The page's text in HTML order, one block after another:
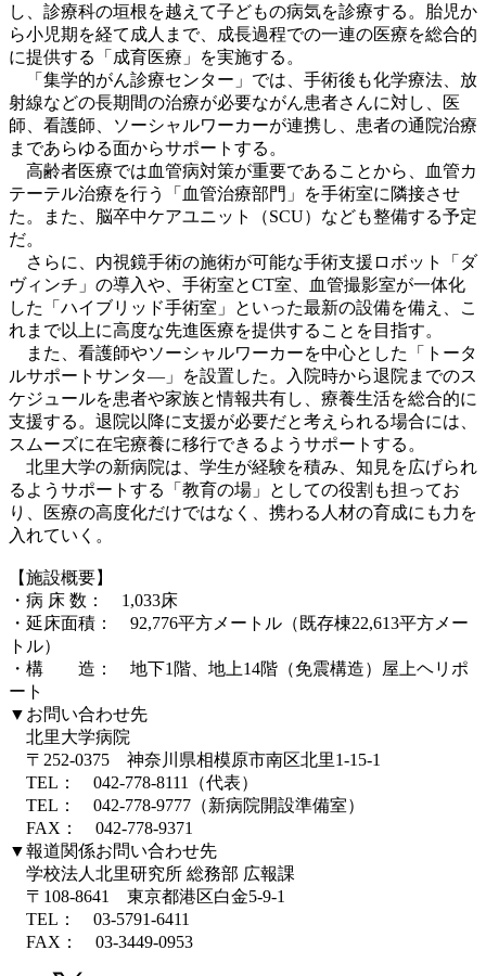
し、診療科の垣根を越えて子どもの病気を診療する。胎児か
ら小児期を経て成人まで、成長過程での一連の医療を総合的
に提供する「成育医療」を実施する。
「集学的がん診療センター」では、手術後も化学療法、放
射線などの長期間の治療が必要ながん患者さんに対し、医
師、看護師、ソーシャルワーカーが連携し、患者の通院治療
まであらゆる面からサポートする。
高齢者医療では血管病対策が重要であることから、血管カ
テーテル治療を行う「血管治療部門」を手術室に隣接させ
た。また、脳卒中ケアユニット（SCU）なども整備する予定
だ。
さらに、内視鏡手術の施術が可能な手術支援ロボット「ダ
ヴィンチ」の導入や、手術室とCT室、血管撮影室が一体化
した「ハイブリッド手術室」といった最新の設備を備え、こ
れまで以上に高度な先進医療を提供することを目指す。
また、看護師やソーシャルワーカーを中心とした「トータ
ルサポートサンタ―」を設置した。入院時から退院までのス
ケジュールを患者や家族と情報共有し、療養生活を総合的に
支援する。退院以降に支援が必要だと考えられる場合には、
スムーズに在宅療養に移行できるようサポートする。
北里大学の新病院は、学生が経験を積み、知見を広げられ
るようサポートする「教育の場」としての役割も担ってお
り、医療の高度化だけではなく、携わる人材の育成にも力を
入れていく。
【施設概要】
・病 床 数： 1,033床
・延床面積： 92,776平方メートル（既存棟22,613平方メー
トル）
・構 造： 地下1階、地上14階（免震構造）屋上ヘリポ
ート
▼お問い合わせ先
北里大学病院
〒252-0375 神奈川県相模原市南区北里1-15-1
TEL： 042-778-8111（代表）
TEL： 042-778-9777（新病院開設準備室）
FAX： 042-778-9371
▼報道関係お問い合わせ先
学校法人北里研究所 総務部 広報課
〒108-8641 東京都港区白金5-9-1
TEL： 03-5791-6411
FAX： 03-3449-0953